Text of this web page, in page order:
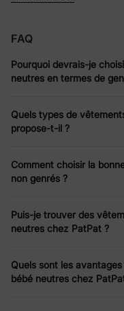
tendances et célèbrent
L'essor des
Fini le temps des
vêtements pour bébés
inclusive de la parentalité.
Ces designs intemporels
également respectueux
bébé en vedette
Les vêtements unisexes
FAQ
Pourquoi devrais-je
neutres en termes de
Quels types de
propose-t-il ?
Comment choisir la
non genrés ?
Puis-je trouver des
neutres chez PatPat ?
Quels sont les
bébé neutres chez